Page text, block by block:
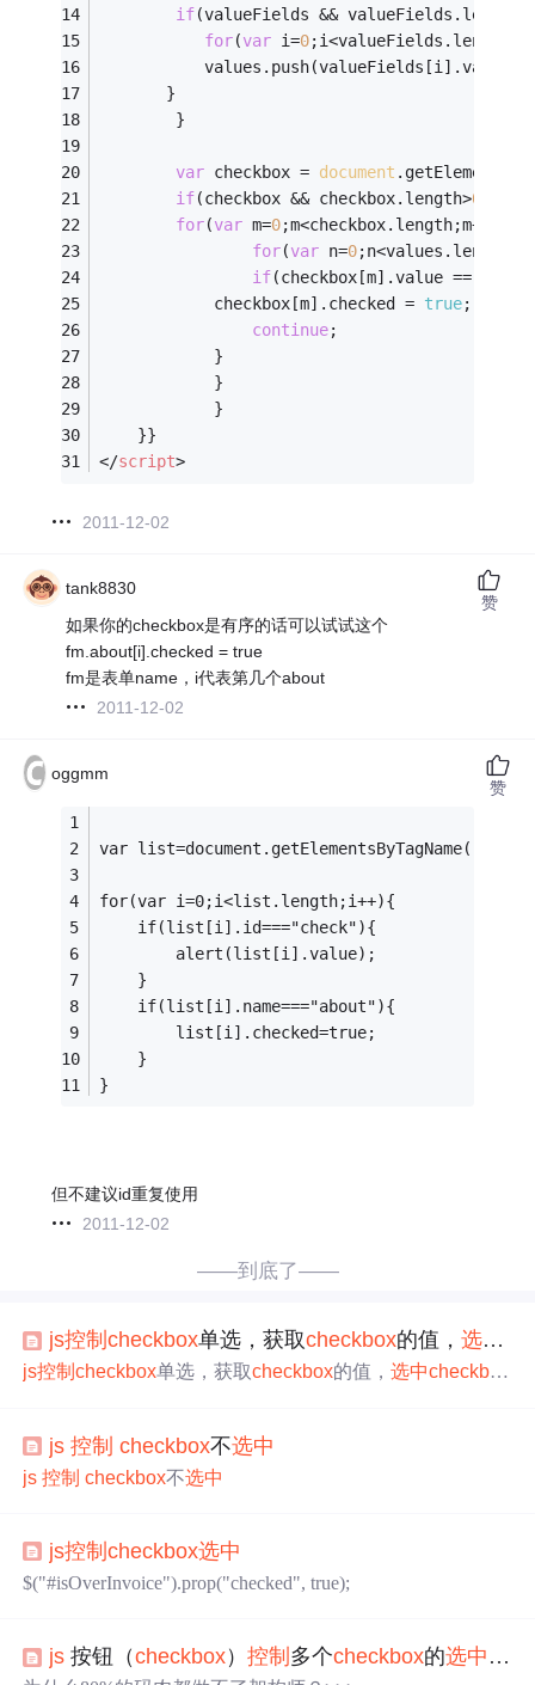
if(valueFields && valueFields.length>
for(var i=0
	       values.push(valueFields[i].value);
	   }
        }
var checkbox = document
if(checkbox && checkbox.length>0
for(var m=0;m<checkbox.length;m++){
for(var n=0
if(checkbox[m].value ==
			checkbox[m].checked =
true;
continue;
		    }
	        }
	}}
</script>
2011-12-02
tank8830
如果你的checkbox是有序的话可以试试这个
fm.about[i].checked = true
fm是表单name，i代表第几个about
2011-12-02
赞
oggmm
var
for(var i=0;i<list.length;i++){
    if(list[i].id==="check"){
        alert(list[i].value);
    }
    if(list[i].name==="about"){
        list[i].checked=true;
    }
}
但不建议id重复使用
2011-12-02
赞
——到底了——
js控制checkbox单选，获取checkbox的值，选中
js控制checkbox单选，获取checkbox的值，选中checkbox
js 控制 checkbox不选中
js 控制 checkbox不选中
js控制checkbox选中
$("#isOverInvoice").prop("checked", true);
js 按钮（checkbox）控制 多个checkbox的选中 或不